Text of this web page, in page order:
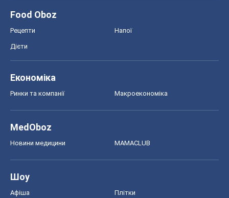
Food Oboz
Рецепти Напої
Дієти
Економіка
Ринки та компанії Макроекономіка
MedOboz
Новини медицини MAMACLUB
Шоу
Афіша Плітки